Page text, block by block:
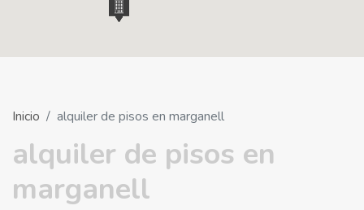
Inicio alquiler de pisos en marganell
alquiler de pisos en
marganell